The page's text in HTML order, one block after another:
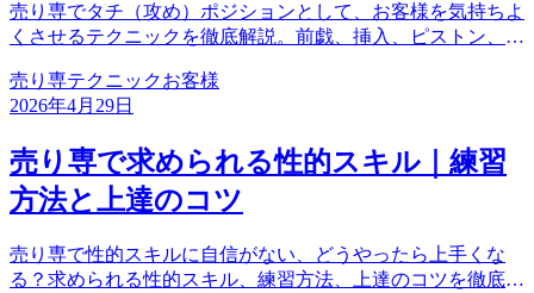
売り専でタチ（攻め）ポジションとして、お客様を気持ちよ
くさせるテクニックを徹底解説。前戯、挿入、ピストン、事
売り専テクニックお客様
2026年4月29日
売り専で求められる性的スキル｜練習
方法と上達のコツ
売り専で性的スキルに自信がない、どうやったら上手くな
る？求められる性的スキル、練習方法、上達のコツを徹底解